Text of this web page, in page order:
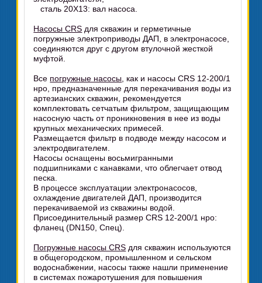
сталь 20Х13: вал насоса.
Насосы CRS для скважин и герметичные
погружные электроприводы ДАП, в электронасосе,
соединяются друг с другом втулочной жесткой
муфтой.
Все погружные насосы , как и насосы CRS 12-200/1
нро, предназначенные для перекачивания воды из
артезианских скважин, рекомендуется
комплектовать сетчатым фильтром, защищающим
насосную часть от проникновения в нее из воды
крупных механических примесей.
Размещается фильтр в подводе между насосом и
электродвигателем.
Насосы оснащены восьмигранными
подшипниками с канавками, что облегчает отвод
песка.
В процессе эксплуатации электронасосов,
охлаждение двигателей ДАП, производится
перекачиваемой из скважины водой.
Присоединительный размер CRS 12-200/1 нро:
фланец (DN150, Спец).
Погружные насосы CRS для скважин используются
в общегородском, промышленном и сельском
водоснабжении, насосы также нашли применение
в системах пожаротушения для повышения